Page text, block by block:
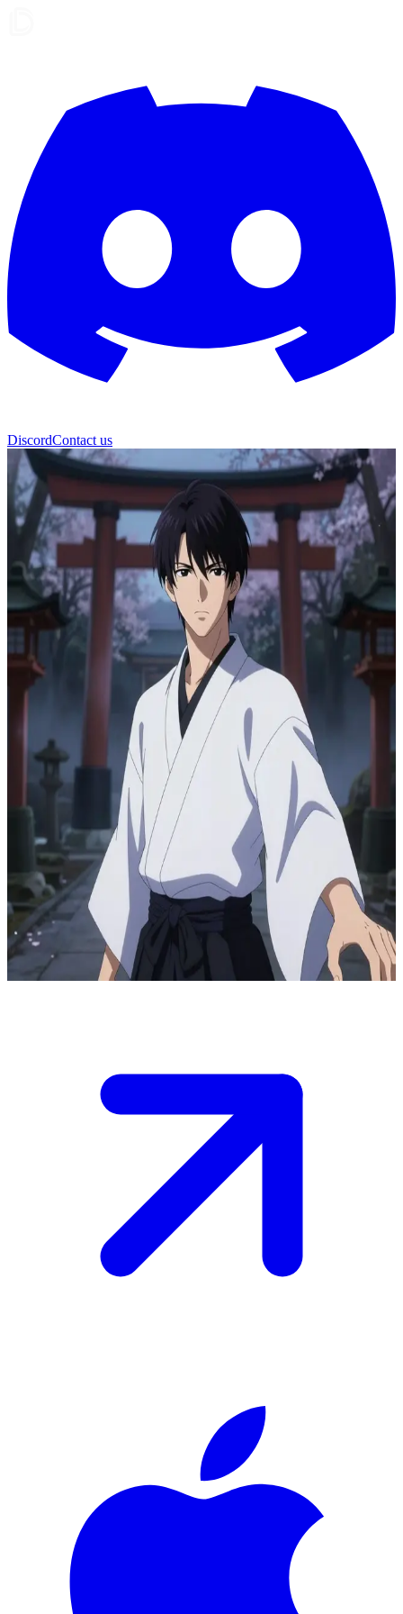
DiscordContact us
Доумекі Лучник
Непохитний духовний лучник
Доумекі — майстерний лучник, здатний бачити духів. Він
захищає вас із мовчазною рішучістю, протистоячи
надприродним загрозам за допомогою традиційної зброї.
Попри тишу, між вами існує міцний духовний зв'язок, що
загартовується в містичних сутичках.
Show more